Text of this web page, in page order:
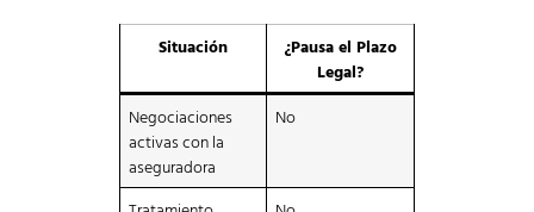
Situación
¿Pausa el Plazo
Legal?
Negociaciones
activas con la
aseguradora
No